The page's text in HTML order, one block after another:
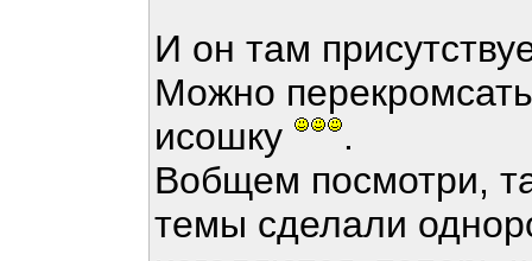
И он там
Можно
исошку
.
Вобщем посмотри,
темы сделали